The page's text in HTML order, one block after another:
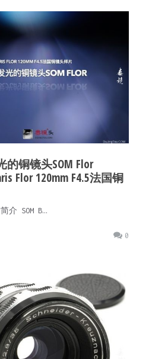
的铜镜头SOM Flor
Flor 120mm F4.5法国铜
简介 SOM B…
0